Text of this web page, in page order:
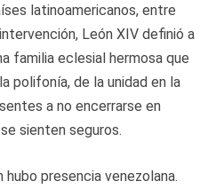
latinoamericanos, entre
León XIV definió a
familia eclesial hermosa que
polifonía, de la unidad en la
a no encerrarse en
sienten seguros.
presencia venezolana.